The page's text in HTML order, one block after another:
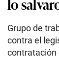
Grupo de
contra el
contratación